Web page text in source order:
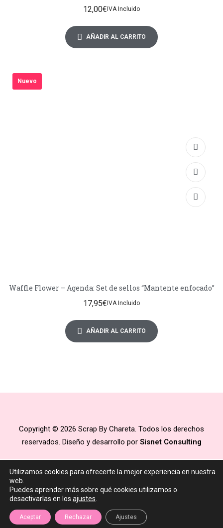
12,00€ IVA Incluido
AÑADIR AL CARRITO
Nuevo
Waffle Flower – Agenda: Set de sellos “Mantente enfocado”
17,95€ IVA Incluido
AÑADIR AL CARRITO
Copyright © 2026 Scrap By Chareta. Todos los derechos
reservados. Diseño y desarrollo por Sisnet Consulting
Utilizamos cookies para ofrecerte la mejor experiencia en nuestra
web.
Puedes aprender más sobre qué cookies utilizamos o
desactivarlas en los ajustes
Aceptar Rechazar Ajustes